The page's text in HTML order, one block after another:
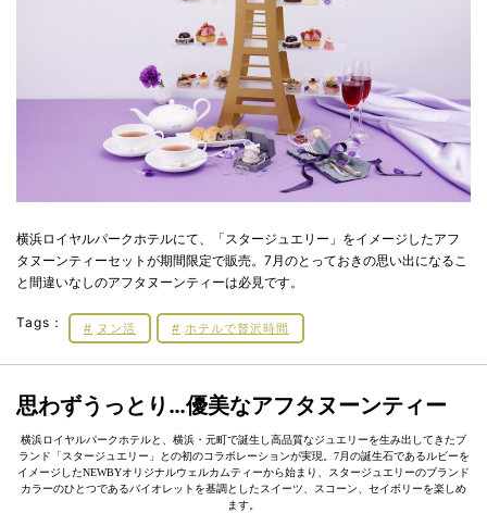
横浜ロイヤルパークホテルにて、「スタージュエリー」をイメージしたアフ
タヌーンティーセットが期間限定で販売。7月のとっておきの思い出になるこ
と間違いなしのアフタヌーンティーは必見です。
Tags： ヌン活 ホテルで贅沢時間
思わずうっとり…優美なアフタヌーンティー
横浜ロイヤルパークホテルと、横浜・元町で誕生し高品質なジュエリーを生み出してきたブ
ランド「スタージュエリー」との初のコラボレーションが実現。7月の誕生石であるルビーを
イメージしたNEWBYオリジナルウェルカムティーから始まり、スタージュエリーのブランド
カラーのひとつであるバイオレットを基調としたスイーツ、スコーン、セイボリーを楽しめ
ます。